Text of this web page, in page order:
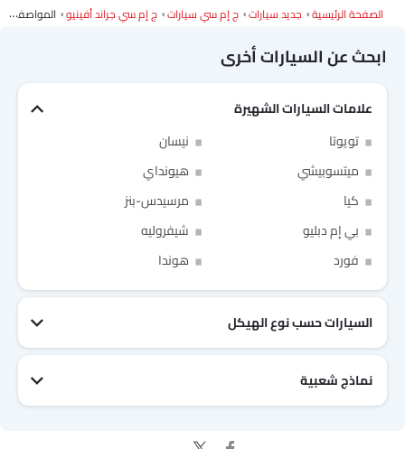
الصفحة الرئيسية جديد سيارات ج إم سي سيارات ج إم سي جراند أفينيو المواصفات
ابحث عن السيارات أخرى
علامات السيارات الشهيرة
تويوتا
نيسان
ميتسوبيشي
هيونداي
كيا
مرسيدس-بنز
بي إم دبليو
شيفروليه
فورد
هوندا
السيارات حسب نوع الهيكل
نماذج شعبية
I have read and agree to theشروط الاستخدامand سياسة
Link Your Google Account